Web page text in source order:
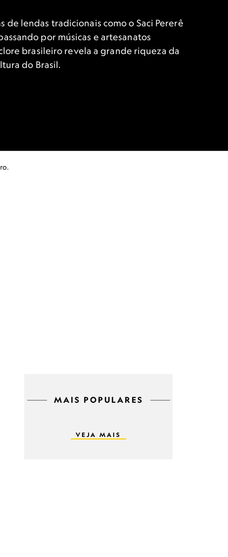
de lendas tradicionais como o Saci Pererê
por músicas e artesanatos
brasileiro revela a grande riqueza da
do Brasil.
MAIS POPULARES
VEJA MAIS